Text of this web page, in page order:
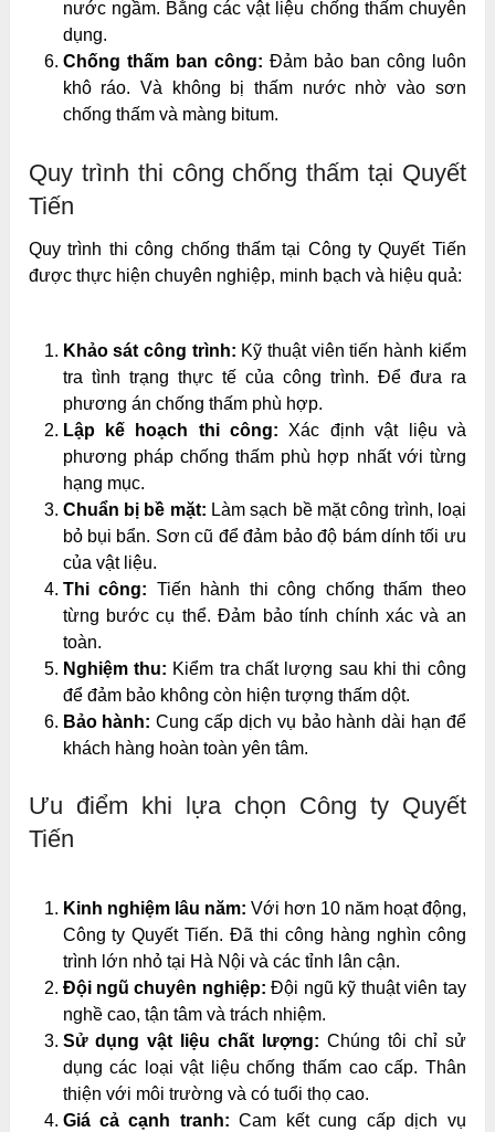
nước ngầm. Bằng các vật liệu chống thấm chuyên
dụng.
Chống thấm ban công: Đảm bảo ban công luôn
khô ráo. Và không bị thấm nước nhờ vào sơn
chống thấm và màng bitum.
Quy trình thi công chống thấm tại Quyết
Tiến
Quy trình thi công chống thấm tại Công ty Quyết Tiến
được thực hiện chuyên nghiệp, minh bạch và hiệu quả:
Khảo sát công trình: Kỹ thuật viên tiến hành kiểm
tra tình trạng thực tế của công trình. Để đưa ra
phương án chống thấm phù hợp.
Lập kế hoạch thi công: Xác định vật liệu và
phương pháp chống thấm phù hợp nhất với từng
hạng mục.
Chuẩn bị bề mặt: Làm sạch bề mặt công trình, loại
bỏ bụi bẩn. Sơn cũ để đảm bảo độ bám dính tối ưu
của vật liệu.
Thi công: Tiến hành thi công chống thấm theo
từng bước cụ thể. Đảm bảo tính chính xác và an
toàn.
Nghiệm thu: Kiểm tra chất lượng sau khi thi công
để đảm bảo không còn hiện tượng thấm dột.
Bảo hành: Cung cấp dịch vụ bảo hành dài hạn để
khách hàng hoàn toàn yên tâm.
Ưu điểm khi lựa chọn Công ty Quyết
Tiến
Kinh nghiệm lâu năm: Với hơn 10 năm hoạt động,
Công ty Quyết Tiến. Đã thi công hàng nghìn công
trình lớn nhỏ tại Hà Nội và các tỉnh lân cận.
Đội ngũ chuyên nghiệp: Đội ngũ kỹ thuật viên tay
nghề cao, tận tâm và trách nhiệm.
Sử dụng vật liệu chất lượng: Chúng tôi chỉ sử
dụng các loại vật liệu chống thấm cao cấp. Thân
thiện với môi trường và có tuổi thọ cao.
Giá cả cạnh tranh: Cam kết cung cấp dịch vụ